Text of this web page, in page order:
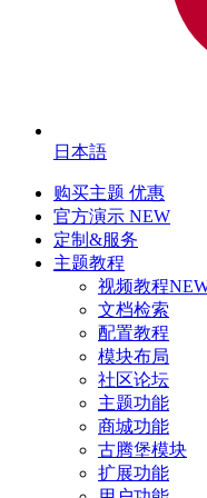
日本語
购买主题 优惠
官方演示 NEW
定制&服务
主题教程
视频教程
文档检索
配置教程
模块布局
社区论坛
主题功能
商城功能
古腾堡模块
扩展功能